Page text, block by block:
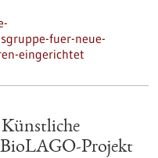
fuer-neue-
eingerichtet
Künstliche
Projekt